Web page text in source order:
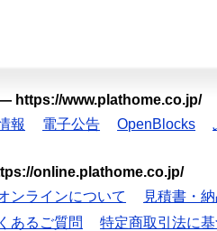
https://www.plathome.co.jp/
報 電子公告 OpenBlocks
online.plathome.co.jp/
ンラインについて
見積書・
あるご質問
特定商取引法に